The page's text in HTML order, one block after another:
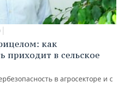
как
приходит в сельское
в агросекторе и с